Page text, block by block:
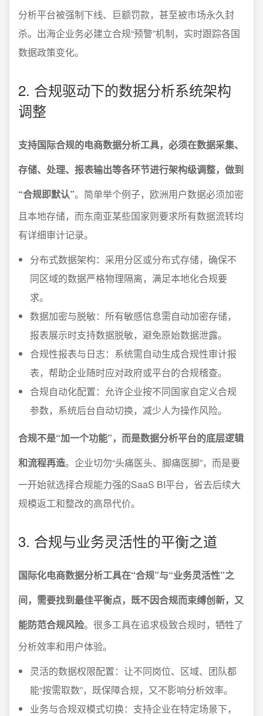
分析平台被强制下线、巨额罚款，甚至被市场永久封
杀。出海企业务必建立合规“预警”机制，实时跟踪各国
数据政策变化。
2. 合规驱动下的数据分析系统架构
调整
支持国际合规的电商数据分析工具，必须在数据采集、
存储、处理、报表输出等各环节进行架构级调整，做到
“合规即默认”。简单举个例子，欧洲用户数据必须加密
且本地存储，而东南亚某些国家则要求所有数据流转均
有详细审计记录。
分布式数据架构：采用分区或分布式存储，确保不
同区域的数据严格物理隔离，满足本地化合规要
求。
数据加密与脱敏：所有敏感信息需自动加密存储，
报表展示时支持数据脱敏，避免原始数据泄露。
合规性报表与日志：系统需自动生成合规性审计报
表，帮助企业随时应对政府或平台的合规稽查。
合规自动化配置：允许企业按不同国家自定义合规
参数，系统后台自动切换，减少人为操作风险。
合规不是“加一个功能”，而是数据分析平台的底层逻辑
和流程再造。企业切勿“头痛医头、脚痛医脚”，而是要
一开始就选择合规能力强的SaaS BI平台，省去后续大
规模返工和整改的高昂代价。
3. 合规与业务灵活性的平衡之道
国际化电商数据分析工具在“合规”与“业务灵活性”之
间，需要找到最佳平衡点，既不因合规而束缚创新，又
能防范合规风险。很多工具在追求极致合规时，牺牲了
分析效率和用户体验。
灵活的数据权限配置：让不同岗位、区域、团队都
能“按需取数”，既保障合规，又不影响分析效率。
业务与合规双模式切换：支持企业在特定场景下，